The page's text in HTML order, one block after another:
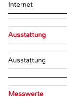
Internet
Ausstattung
Ausstattung
Messwerte